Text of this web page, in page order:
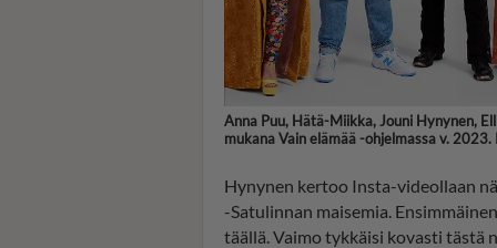
Anna Puu, Hätä-Miikka, Jouni Hynynen,
mukana Vain elämää -ohjelmassa v. 2023.
Hynynen kertoo Insta-videollaan
-Satulinnan maisemia.
täällä. Vaimo tykkäisi kovasti tästä